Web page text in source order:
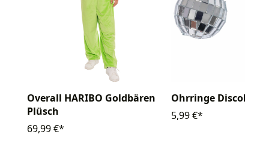
Overall HARIBO Goldbären
Plüsch
69,99 €*
Ohrringe
5,99 €*